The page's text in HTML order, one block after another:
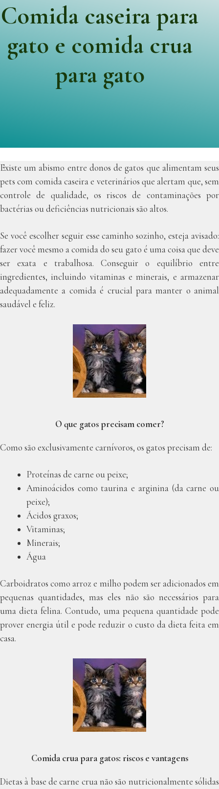
Comida caseira para
gato e comida crua
para gato
Existe um abismo entre donos de gatos que alimentam seus
pets com comida caseira e veterinários que alertam que, sem
controle de qualidade, os riscos de contaminações por
bactérias ou deficiências nutricionais são altos.
Se você escolher seguir esse caminho sozinho, esteja avisado:
fazer você mesmo a comida do seu gato é uma coisa que deve
ser exata e trabalhosa. Conseguir o equilíbrio entre
ingredientes, incluindo vitaminas e minerais, e armazenar
adequadamente a comida é crucial para manter o animal
saudável e feliz.
O que gatos precisam comer?
Como são exclusivamente carnívoros, os gatos precisam de:
Proteínas de carne ou peixe;
Aminoácidos como taurina e arginina (da carne ou
peixe);
Ácidos graxos;
Vitaminas;
Minerais;
Água
Carboidratos como arroz e milho podem ser adicionados em
pequenas quantidades, mas eles não são necessários para
uma dieta felina. Contudo, uma pequena quantidade pode
prover energia útil e pode reduzir o custo da dieta feita em
casa.
Comida crua para gatos: riscos e vantagens
Dietas à base de carne crua não são nutricionalmente sólidas